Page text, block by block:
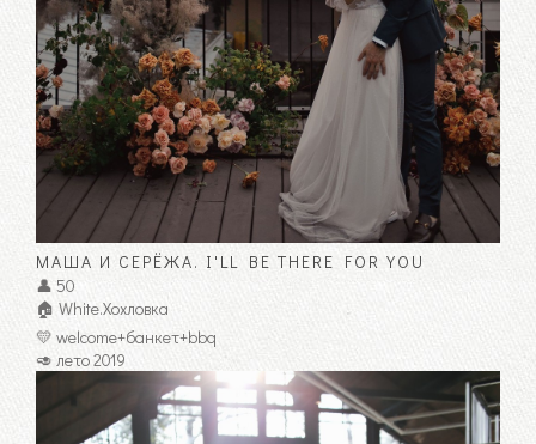
МАША И СЕРЁЖА. I'LL BE THERE FOR YOU
👤 50
🏠 White.Хохловка
💛 welcome+банкет+bbq
🥑 лето 2019